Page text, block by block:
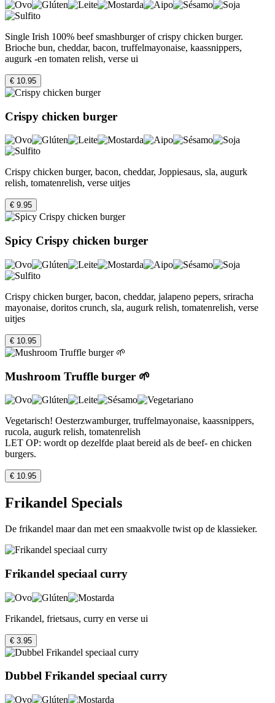
Single Irish 100% beef smashburger of crispy chicken burger.
Brioche bun, cheddar, bacon, truffelmayonaise, kaassnippers,
augurk -en tomaten relish, verse ui
€ 10.95
Crispy chicken burger
Crispy chicken burger, bacon, cheddar, Joppiesaus, sla, augurk
relish, tomatenrelish, verse uitjes
€ 9.95
Spicy Crispy chicken burger
Crispy chicken burger, bacon, cheddar, jalapeno pepers, sriracha
mayonaise, doritos crunch, sla, augurk relish, tomatenrelish, verse
uitjes
€ 10.95
Mushroom Truffle burger 🌱
Vegetarisch! Oesterzwamburger, truffelmayonaise, kaassnippers,
rucola, augurk relish, tomatenrelish
LET OP: wordt op dezelfde plaat bereid als de beef- en chicken
burgers.
€ 10.95
Frikandel Specials
De frikandel maar dan met een smaakvolle twist op de klassieker.
Frikandel speciaal curry
Frikandel, frietsaus, curry en verse ui
€ 3.95
Dubbel Frikandel speciaal curry